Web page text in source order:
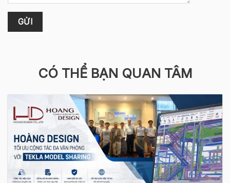
CÓ THỂ BẠN QUAN TÂM